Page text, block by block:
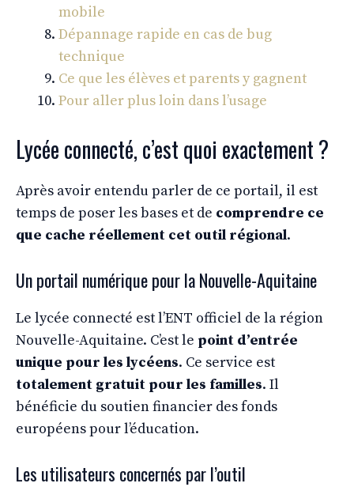
mobile
Dépannage rapide en cas de bug
technique
Ce que les élèves et parents y gagnent
Pour aller plus loin dans l’usage
Lycée connecté, c’est quoi exactement ?
Après avoir entendu parler de ce portail, il est
temps de poser les bases et de comprendre ce
que cache réellement cet outil régional.
Un portail numérique pour la Nouvelle-Aquitaine
Le lycée connecté est l’ENT officiel de la région
Nouvelle-Aquitaine. C’est le point d’entrée
unique pour les lycéens. Ce service est
totalement gratuit pour les familles. Il
bénéficie du soutien financier des fonds
européens pour l’éducation.
Les utilisateurs concernés par l’outil